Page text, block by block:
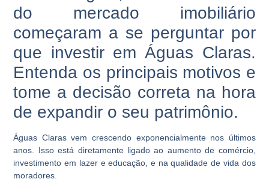
do mercado imobiliário
começaram a se perguntar por
que investir em Águas Claras.
Entenda os principais motivos e
tome a decisão correta na hora
de expandir o seu patrimônio.
Águas Claras vem crescendo exponencialmente nos últimos
anos. Isso está diretamente ligado ao aumento de comércio,
investimento em lazer e educação, e na qualidade de vida dos
moradores.